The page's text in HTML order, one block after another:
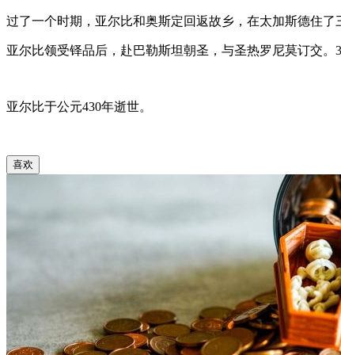
过了一个时期，亚尔比和奥斯定回返故乡，在太加斯德住
亚尔比领受铎品后，赴巴勒斯坦朝圣，与圣热罗尼莫订交
亚尔比于公元430年逝世。
喜欢